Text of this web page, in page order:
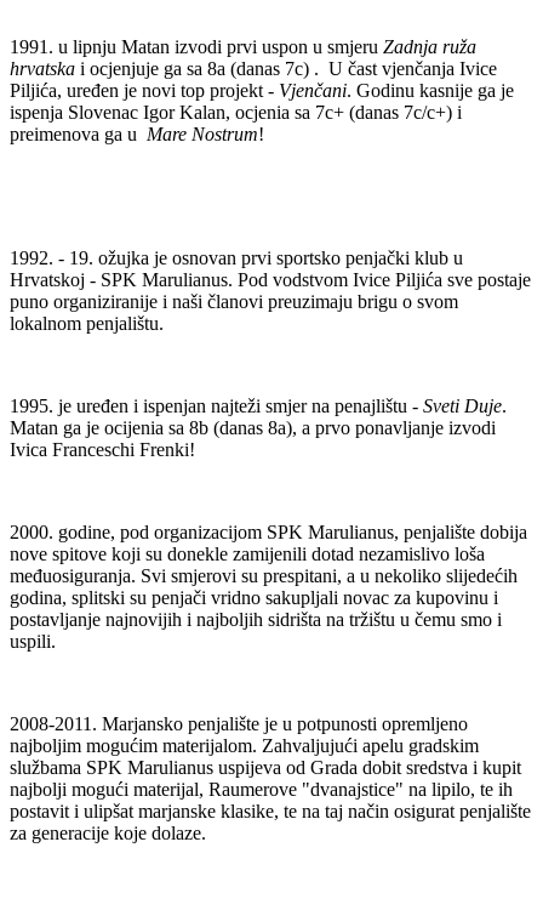
1991. u lipnju Matan izvodi prvi uspon u smjeru Zadnja ruža
hrvatska i ocjenjuje ga sa 8a (danas 7c) . U čast vjenčanja Ivice
Piljića, uređen je novi top projekt - Vjenčani. Godinu kasnije ga je
ispenja Slovenac Igor Kalan, ocjenia sa 7c+ (danas 7c/c+) i
preimenova ga u Mare Nostrum!
1992. - 19. ožujka je osnovan prvi sportsko penjački klub u
Hrvatskoj - SPK Marulianus. Pod vodstvom Ivice Piljića sve postaje
puno organiziranije i naši članovi preuzimaju brigu o svom
lokalnom penjalištu.
1995. je uređen i ispenjan najteži smjer na penajlištu - Sveti Duje.
Matan ga je ocijenia sa 8b (danas 8a), a prvo ponavljanje izvodi
Ivica Franceschi Frenki!
2000. godine, pod organizacijom SPK Marulianus, penjalište dobija
nove spitove koji su donekle zamijenili dotad nezamislivo loša
međuosiguranja. Svi smjerovi su prespitani, a u nekoliko slijedećih
godina, splitski su penjači vridno sakupljali novac za kupovinu i
postavljanje najnovijih i najboljih sidrišta na tržištu u čemu smo i
uspili.
2008-2011. Marjansko penjalište je u potpunosti opremljeno
najboljim mogućim materijalom. Zahvaljujući apelu gradskim
službama SPK Marulianus uspijeva od Grada dobit sredstva i kupit
najbolji mogući materijal, Raumerove "dvanajstice" na lipilo, te ih
postavit i ulipšat marjanske klasike, te na taj način osigurat penjalište
za generacije koje dolaze.